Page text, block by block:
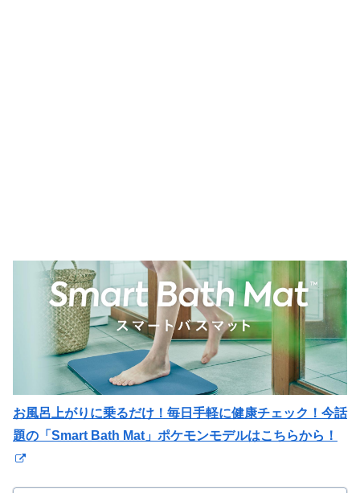
お風呂上がりに乗るだけ！毎日手軽に健康チェック！今話
題の「Smart Bath Mat」ポケモンモデルはこちらから！